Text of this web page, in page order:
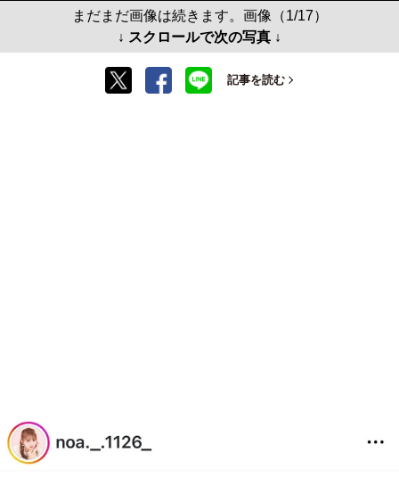
まだまだ画像は続きます。画像（1/17）
↓ スクロールで次の写真 ↓
記事を読む